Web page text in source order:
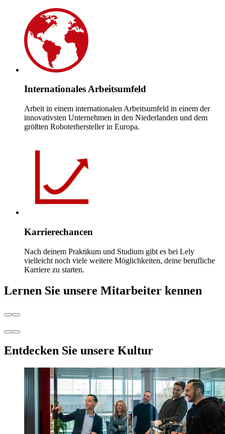
Internationales Arbeitsumfeld
Arbeit in einem internationalen Arbeitsumfeld in einem der
innovativsten Unternehmen in den Niederlanden und dem
größten Roboterhersteller in Europa.
Karrierechancen
Nach deinem Praktikum und Studium gibt es bei Lely
vielleicht noch viele weitere Möglichkeiten, deine berufliche
Karriere zu starten.
Lernen Sie unsere Mitarbeiter kennen
Entdecken Sie unsere Kultur